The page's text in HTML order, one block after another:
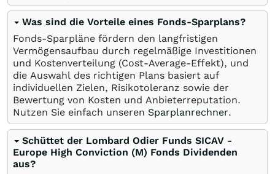
Was sind die Vorteile eines Fonds-Sparplans?
Fonds-Sparpläne fördern den langfristigen
Vermögensaufbau durch regelmäßige Investitionen
und Kostenverteilung (Cost-Average-Effekt), und
die Auswahl des richtigen Plans basiert auf
individuellen Zielen, Risikotoleranz sowie der
Bewertung von Kosten und Anbieterreputation.
Nutzen Sie einfach unseren Sparplanrechner.
Schüttet der Lombard Odier Funds SICAV -
Europe High Conviction (M) Fonds Dividenden
aus?